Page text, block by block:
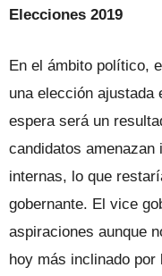
Elecciones 2019
En el ámbito político,
una elección ajustada
espera será un
candidatos amenazan
internas, lo que
gobernante. El vice
aspiraciones aunque
hoy más inclinado por